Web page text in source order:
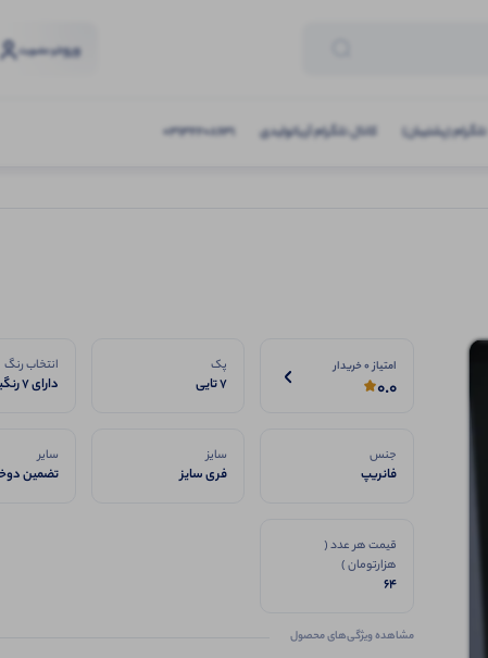
ورودو عضویت
تلگرام (پشتیبان) کانال تلگرام آریاتولیدی 03132208631
امتیاز 0 خریدار
0.0
پک
7 تایی
انتخاب رنگ
جنس
فانریپ
سایز
فری سایز
سایر
تضمین
قیمت هر عدد (
هزارتومان )
64
مشاهده ویژگی‌های محصول